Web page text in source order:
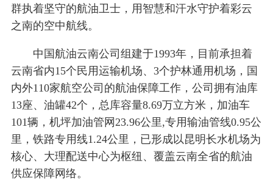
群执着坚守的航油卫士，用智慧和汗水守护着彩云
之南的空中航线。
中国航油云南公司组建于1993年，目前承担着
云南省内15个民用运输机场、3个护林通用机场，国
内外110家航空公司的航油保障工作，公司拥有油库
13座、油罐42个，总库容量8.69万立方米，加油车
101辆，机坪加油管网23.96公里,专用输油管线0.95公
里，铁路专用线1.24公里，已形成以昆明长水机场为
核心、大理配送中心为枢纽、覆盖云南全省的航油
供应保障网络。